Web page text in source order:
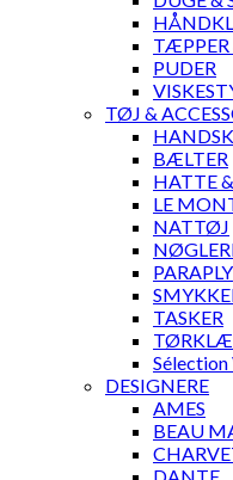
TÆPPER
PUDER
TØJ &
BÆLTER
HATTE
LE
NATTØJ
PARAPLY
TASKER
DESIGNERE
AMES
BEAU